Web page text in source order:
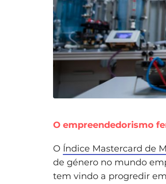
O empreendedorismo
O Índice Mastercard de
de género no mundo
tem vindo a progredir